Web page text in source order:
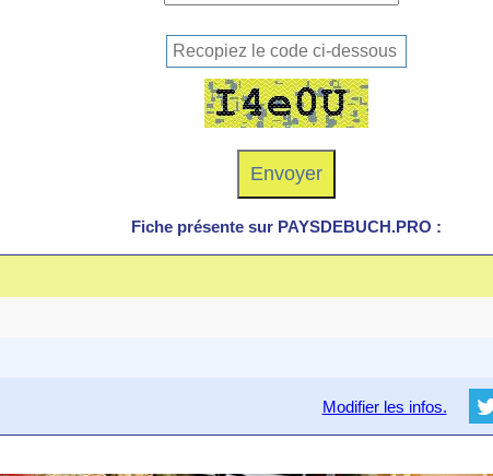
Fiche présente sur PAYSDEBUCH.PRO :
Modifier les infos.